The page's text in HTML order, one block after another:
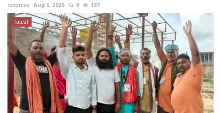
rexpress Aug 5, 2026 0 187
latest